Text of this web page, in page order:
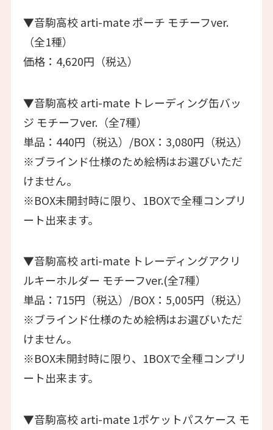
▼音駒高校 arti-mate ポーチ モチーフver.
（全1種）
価格：4,620円（税込）
▼音駒高校 arti-mate トレーディング缶バッ
ジ モチーフver.（全7種）
単品：440円（税込）/BOX：3,080円（税込）
※ブラインド仕様のため絵柄はお選びいただ
けません。
※BOX未開封時に限り、1BOXで全種コンプリ
ート出来ます。
▼音駒高校 arti-mate トレーディングアクリ
ルキーホルダー モチーフver.(全7種）
単品：715円（税込）/BOX：5,005円（税込）
※ブラインド仕様のため絵柄はお選びいただ
けません。
※BOX未開封時に限り、1BOXで全種コンプリ
ート出来ます。
▼音駒高校 arti-mate 1ポケットパスケース モ